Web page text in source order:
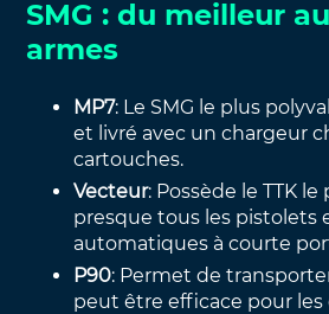
SMG : du meilleur
armes
MP7: Le SMG le plus
et livré avec un chargeur
cartouches.
Vecteur: Possède le TTK
presque tous les pistolets
automatiques à courte
P90: Permet de
peut être efficace pour les